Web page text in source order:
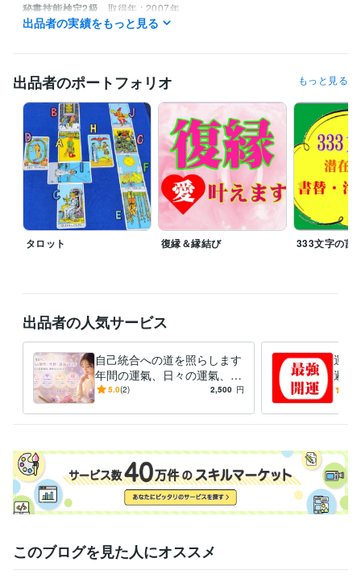
秘書技能検定2級 取得年 : 2007年
占い 遠隔透視 統計学による鑑定
不倫
出品者の実績をもっと見る
出品者のポートフォリオ もっと見る
タロット 復縁＆縁結び 333文字の言
出品者の人気サービス
自己統合への道を照らします
年間の運氣、日々の運氣、恋
愛、相性、性格、個性診断賜
5.0(2) 2,500 円
運氣
避＆
年運
このブログを見た人にオススメ